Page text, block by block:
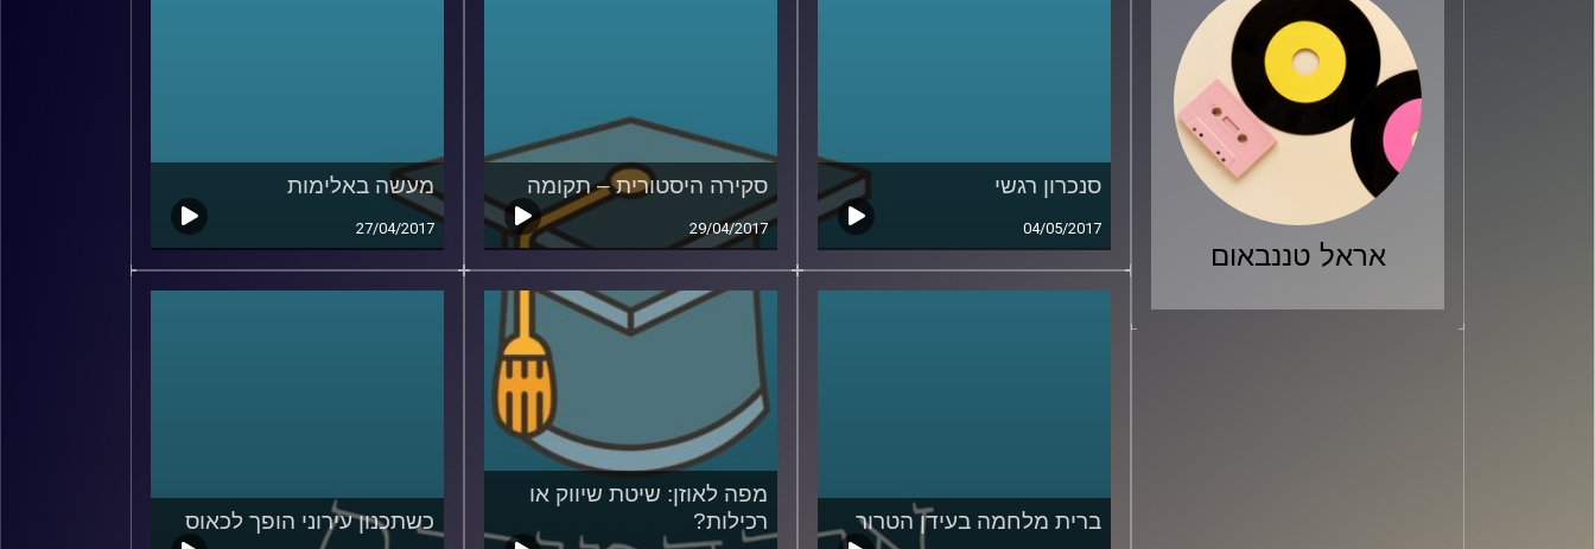
אראל טננבאום
סנכרון רגשי
04/05/2017
סקירה היסטורית – תקומה
29/04/2017
מעשה באלימות
27/04/2017
ברית מלחמה בעידן הטרור
מפה לאוזן: שיטת שיווק או
רכילות?
כשתכנון עירוני הופך לכאוס